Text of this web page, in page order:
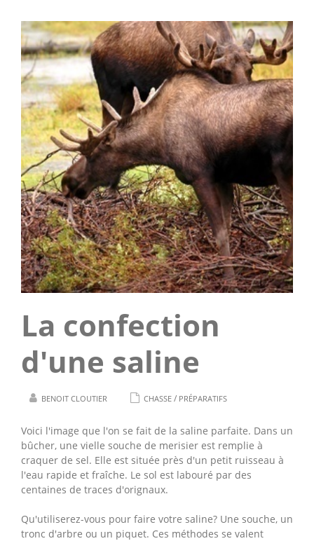
La confection
d'une saline
BENOIT CLOUTIER CHASSE / PRÉPARATIFS
Voici l'image que l'on se fait de la saline parfaite. Dans un
bûcher, une vielle souche de merisier est remplie à
craquer de sel. Elle est située près d'un petit ruisseau à
l'eau rapide et fraîche. Le sol est labouré par des
centaines de traces d'orignaux.
Qu'utiliserez-vous pour faire votre saline? Une souche, un
tronc d'arbre ou un piquet. Ces méthodes se valent